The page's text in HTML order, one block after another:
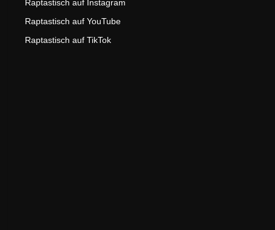
Raptastisch auf Instagram
Raptastisch auf YouTube
Raptastisch auf TikTok